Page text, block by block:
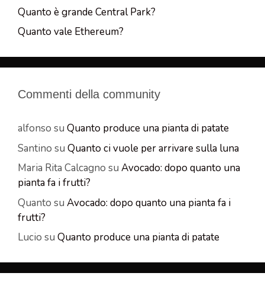
Quanto è grande Central Park?
Quanto vale Ethereum?
Commenti della community
alfonso su Quanto produce una pianta di patate
Santino su Quanto ci vuole per arrivare sulla luna
Maria Rita Calcagno su Avocado: dopo quanto una
pianta fa i frutti?
Quanto su Avocado: dopo quanto una pianta fa i
frutti?
Lucio su Quanto produce una pianta di patate